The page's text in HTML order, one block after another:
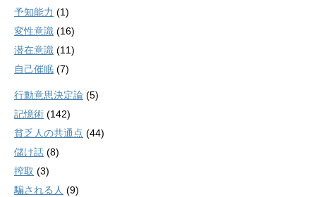
予知能力 (1)
変性意識 (16)
潜在意識 (11)
自己催眠 (7)
行動意思決定論 (5)
記憶術 (142)
貧乏人の共通点 (44)
儲け話 (8)
搾取 (3)
騙される人 (9)